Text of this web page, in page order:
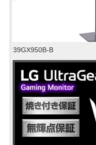
39GX950B-B